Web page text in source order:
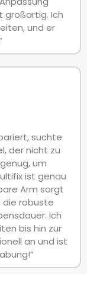
großartig. Ich
und er
suchte
der nicht zu
um
ist genau
Arm sorgt
die robuste
Ich
bis hin zur
an und ist